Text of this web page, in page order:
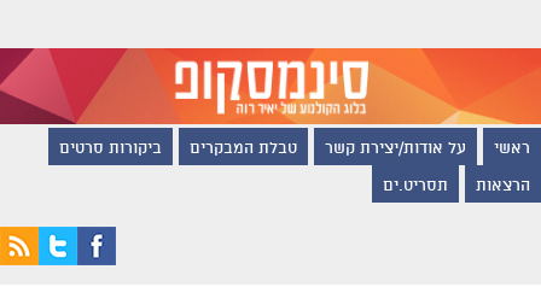
ראשי על אודות/יצירת קשר טבלת המבקרים ביקורות סרטים
הרצאות תסריט.ים